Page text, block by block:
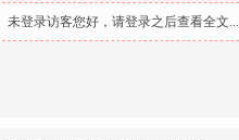
未登录访客您好，请登录之后查看全文...